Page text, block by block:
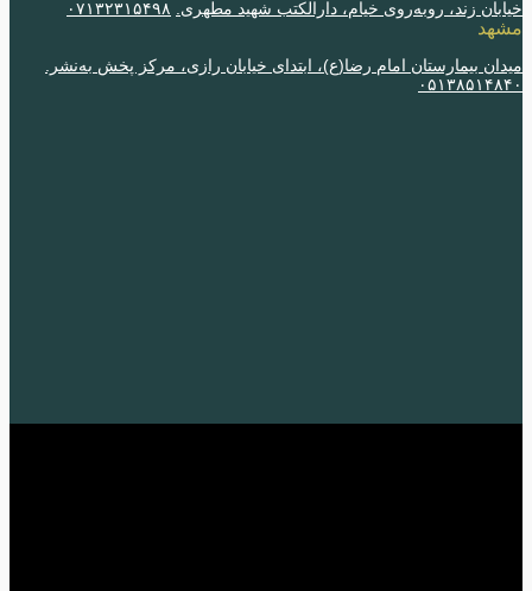
زند، روبه‌روی خیام، دارالکتب شهید مطهری. ٠٧١٣٢٣١۵۴٩٨
بیمارستان امام رضا(ع)، ابتدای خیابان رازی، مرکز پخش به‌نشر.